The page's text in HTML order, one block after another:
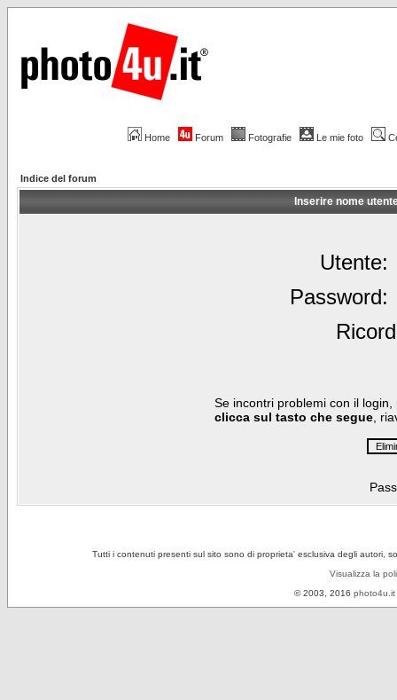
Home Forum Fotografie Le mie foto
Indice del forum
Inserire nome
Utente:
Password:
Se incontri problemi con il
clicca sul tasto che segue ,
Tutti i contenuti presenti sul sito sono di proprieta' esclusiva degli autori,
Visualizza la
© 2003, 2016 photo4u.it